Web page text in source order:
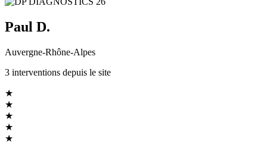
Paul D.
Auvergne-Rhône-Alpes
3 interventions depuis le site
★
★
★
★
★